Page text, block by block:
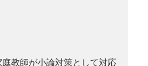
師が小論対策として対応